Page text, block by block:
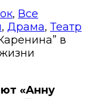
, Все
, Драма, Театр
в
«Анну